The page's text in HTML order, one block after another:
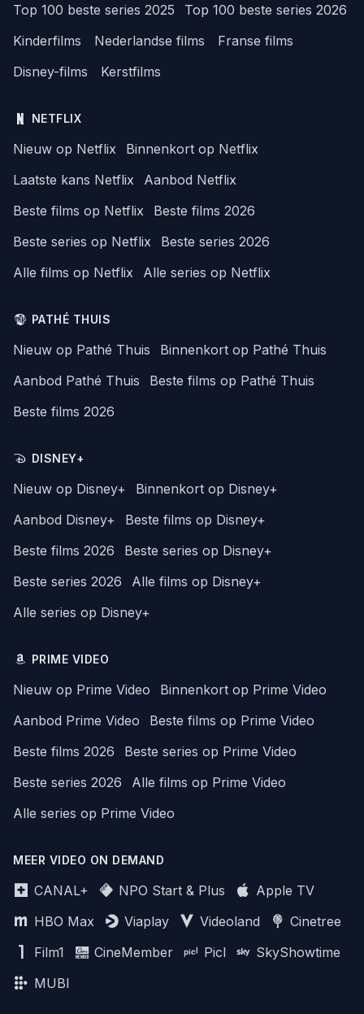
Top 100 beste series 2025
Top 100 beste series 2026
Kinderfilms
Nederlandse films
Franse films
Disney-films
Kerstfilms
NETFLIX
Nieuw op Netflix
Binnenkort op Netflix
Laatste kans Netflix
Aanbod Netflix
Beste films op Netflix
Beste films 2026
Beste series op Netflix
Beste series 2026
Alle films op Netflix
Alle series op Netflix
PATHÉ THUIS
Nieuw op Pathé Thuis
Binnenkort op Pathé Thuis
Aanbod Pathé Thuis
Beste films op Pathé Thuis
Beste films 2026
DISNEY+
Nieuw op Disney+
Binnenkort op Disney+
Aanbod Disney+
Beste films op Disney+
Beste films 2026
Beste series op Disney+
Beste series 2026
Alle films op Disney+
Alle series op Disney+
PRIME VIDEO
Nieuw op Prime Video
Binnenkort op Prime Video
Aanbod Prime Video
Beste films op Prime Video
Beste films 2026
Beste series op Prime Video
Beste series 2026
Alle films op Prime Video
Alle series op Prime Video
MEER VIDEO ON DEMAND
CANAL+ NPO Start & Plus
Apple TV
HBO Max
Viaplay Videoland
Cinetree
Film1
CineMember Picl
SkyShowtime
MUBI